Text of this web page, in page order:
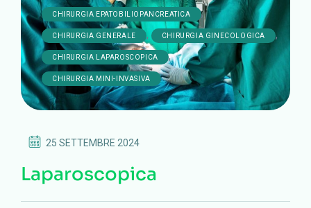
CHIRURGIA EPATOBILIOPANCREATICA ,
CHIRURGIA GENERALE , CHIRURGIA GINECOLOGICA ,
CHIRURGIA LAPAROSCOPICA ,
CHIRURGIA MINI-INVASIVA
25 SETTEMBRE 2024
Laparoscopica